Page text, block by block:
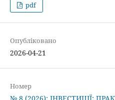
pdf
Опубліковано
2026-04-21
Номер